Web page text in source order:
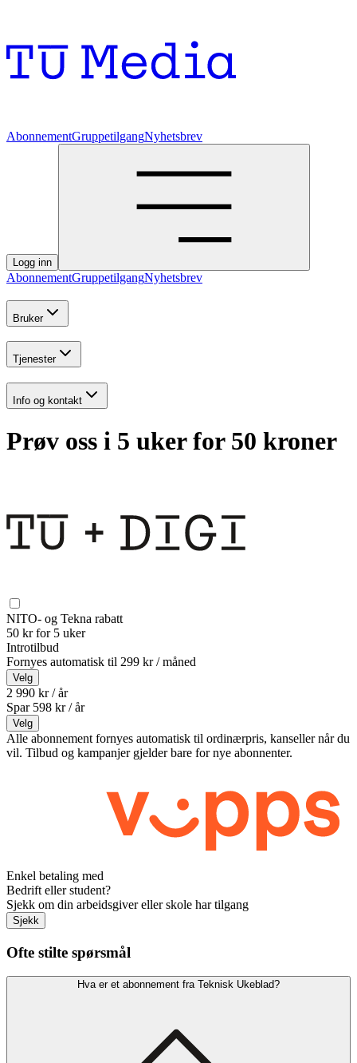
AbonnementGruppetilgangNyhetsbrev
Logg inn
AbonnementGruppetilgangNyhetsbrev
Bruker
Tjenester
Info og kontakt
Prøv oss i 5 uker for 50 kroner
NITO- og Tekna rabatt
50 kr for 5 uker
Introtilbud
Fornyes automatisk til 299 kr / måned
Velg
2 990 kr / år
Spar 598 kr /år
Velg
Alle abonnement fornyes automatisk til ordinærpris, kanseller når du
vil. Tilbud og kampanjer gjelder bare for nye abonnenter.
Enkel betaling med
Bedrift eller student?
Sjekk om din arbeidsgiver eller skole har tilgang
Sjekk
Ofte stilte spørsmål
Hva er et abonnement fra Teknisk Ukeblad?